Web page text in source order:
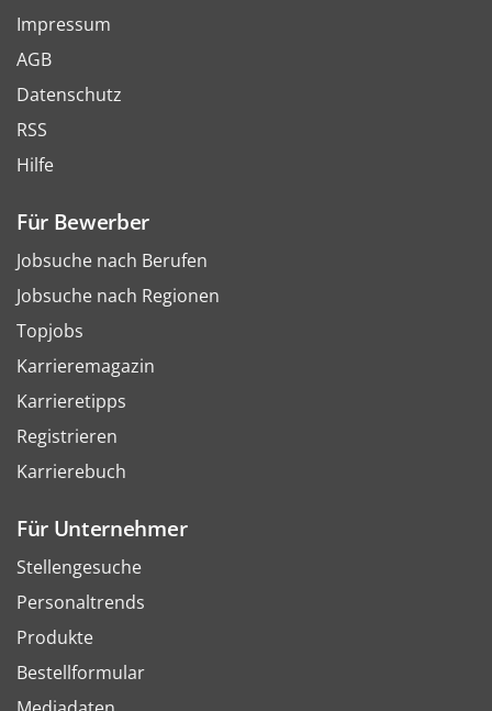
Impressum
AGB
Datenschutz
RSS
Hilfe
Für Bewerber
Jobsuche nach Berufen
Jobsuche nach Regionen
Topjobs
Karrieremagazin
Karrieretipps
Registrieren
Karrierebuch
Für Unternehmer
Stellengesuche
Personaltrends
Produkte
Bestellformular